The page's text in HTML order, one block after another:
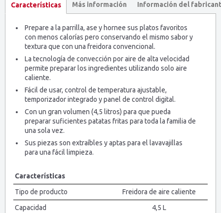
Características Más información Información del
Prepare a la parrilla, ase y hornee sus platos favoritos
con menos calorías pero conservando el mismo sabor y
textura que con una freidora convencional.
La tecnología de convección por aire de alta velocidad
permite preparar los ingredientes utilizando solo aire
caliente.
Fácil de usar, control de temperatura ajustable,
temporizador integrado y panel de control digital.
Con un gran volumen (4,5 litros) para que pueda
preparar suficientes patatas fritas para toda la familia de
una sola vez.
Sus piezas son extraíbles y aptas para el lavavajillas
para una fácil limpieza.
Características
Tipo de producto
Freidora de aire caliente
Capacidad
4,5 L